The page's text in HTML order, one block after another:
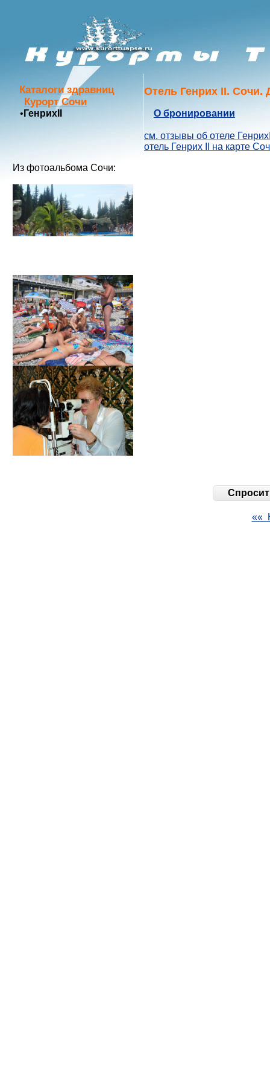
Каталоги здравниц
Курорт Сочи
• ГенрихII
Из фотоальбома Сочи:
Отель Генрих II. Сочи.
О бронировании
см. отзывы об отеле
отель Генрих II на карте
««